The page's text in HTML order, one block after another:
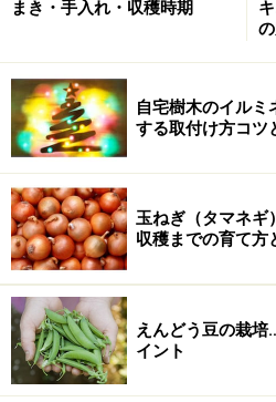
まき・手入れ・収穫時期
自宅樹木のイルミ
する取付け方コツ
玉ねぎ（タマネギ
収穫までの育て方
えんどう豆の栽
イント